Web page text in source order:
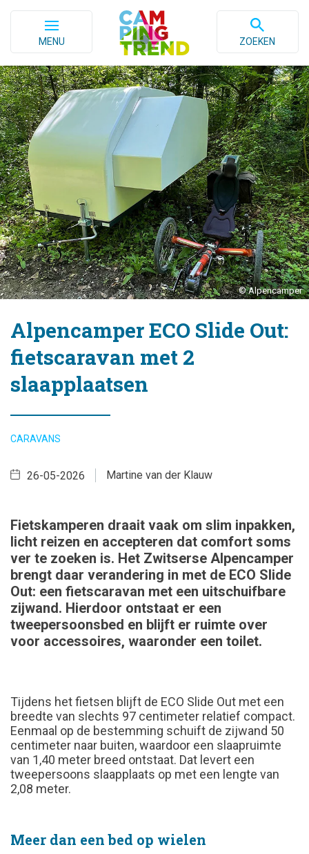
MENU ZOEKEN
© Alpencamper
Alpencamper ECO Slide Out:
fietscaravan met 2
slaapplaatsen
CARAVANS
Martine van der Klauw
26-05-2026
Fietskamperen draait vaak om slim inpakken,
licht reizen en accepteren dat comfort soms
ver te zoeken is. Het Zwitserse Alpencamper
brengt daar verandering in met de ECO Slide
Out: een fietscaravan met een uitschuifbare
zijwand. Hierdoor ontstaat er een
tweepersoonsbed en blijft er ruimte over
voor accessoires, waaronder een toilet.
Tijdens het fietsen blijft de ECO Slide Out met een
breedte van slechts 97 centimeter relatief compact.
Eenmaal op de bestemming schuift de zijwand 50
centimeter naar buiten, waardoor een slaapruimte
van 1,40 meter breed ontstaat. Dat levert een
tweepersoons slaapplaats op met een lengte van
2,08 meter.
Meer dan een bed op wielen